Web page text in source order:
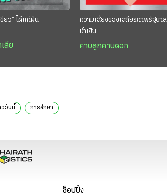
ยว” ได้แค่ฝัน
สีย
ความเสี่ยงของเสถียรภาพรัฐบาล
น้ำเงิน
คาบลูกคาบดอก
ววันนี้ การศึกษา
ช็อปปิ้ง